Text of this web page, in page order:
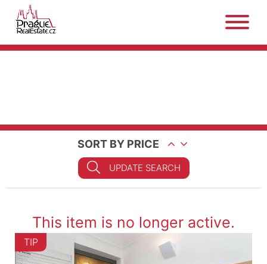
SORT BY PRICE
UPDATE SEARCH
This item is no longer active.
TIP